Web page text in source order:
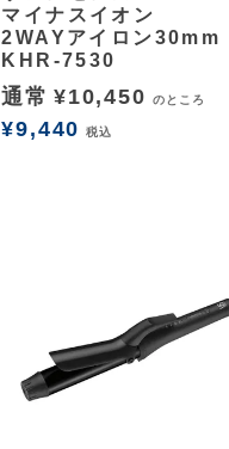
マイナスイオン
2WAYアイロン30mm
KHR-7530
通常 ¥10,450 のところ
¥9,440 税込